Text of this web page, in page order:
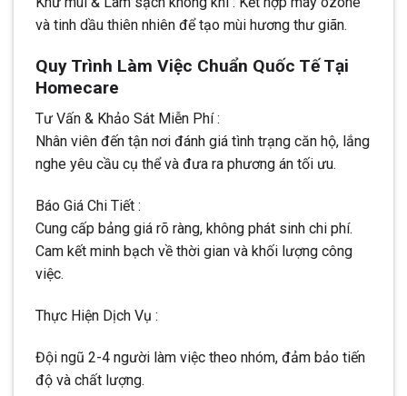
và tinh dầu thiên nhiên để tạo mùi hương thư giãn.
Quy Trình Làm Việc Chuẩn Quốc Tế Tại
Homecare
Tư Vấn & Khảo Sát Miễn Phí :
Nhân viên đến tận nơi đánh giá tình trạng căn hộ, lắng
nghe yêu cầu cụ thể và đưa ra phương án tối ưu.
Báo Giá Chi Tiết :
Cung cấp bảng giá rõ ràng, không phát sinh chi phí.
Cam kết minh bạch về thời gian và khối lượng công
việc.
Thực Hiện Dịch Vụ :
Đội ngũ 2-4 người làm việc theo nhóm, đảm bảo tiến
độ và chất lượng.